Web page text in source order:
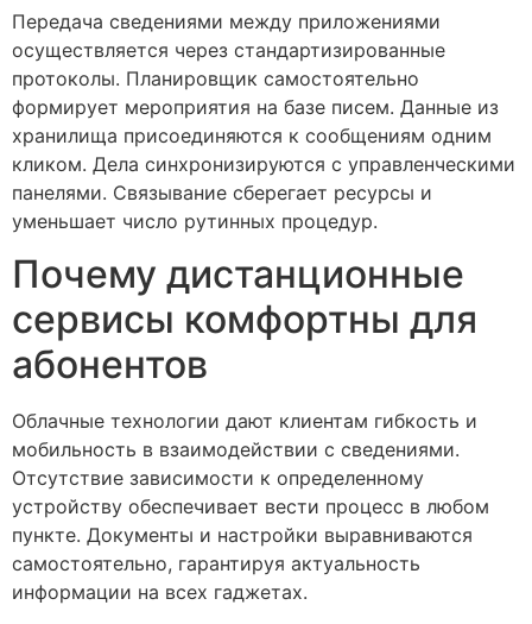
Передача сведениями между приложениями
осуществляется через стандартизированные
протоколы. Планировщик самостоятельно
формирует мероприятия на базе писем. Данные из
хранилища присоединяются к сообщениям одним
кликом. Дела синхронизируются с управленческими
панелями. Связывание сберегает ресурсы и
уменьшает число рутинных процедур.
Почему дистанционные
сервисы комфортны для
абонентов
Облачные технологии дают клиентам гибкость и
мобильность в взаимодействии с сведениями.
Отсутствие зависимости к определенному
устройству обеспечивает вести процесс в любом
пункте. Документы и настройки выравниваются
самостоятельно, гарантируя актуальность
информации на всех гаджетах.